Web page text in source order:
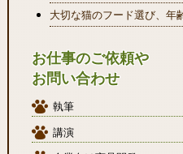
大切な猫のフード選び、年
お仕事のご依頼や
お問い合わせ
執筆
講演